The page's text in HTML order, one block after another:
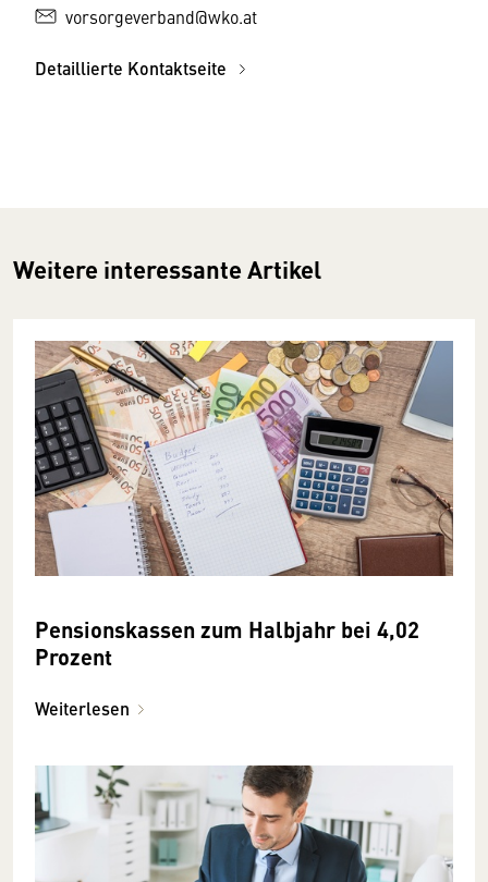
vorsorgeverband@wko.at
Detaillierte Kontaktseite
Weitere interessante Artikel
Pensionskassen zum Halbjahr bei 4,02
Prozent
Weiterlesen